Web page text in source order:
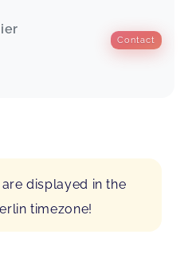
Contact
displayed in the
timezone!